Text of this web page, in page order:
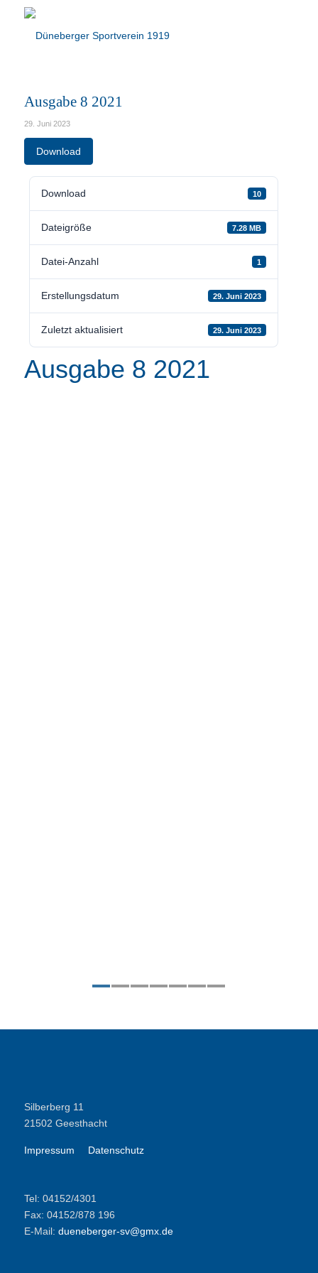
Ausgabe 8 2021
29. Juni 2023
Download
Download 10
Dateigröße 7.28 MB
Datei-Anzahl 1
Erstellungsdatum 29. Juni 2023
Zuletzt aktualisiert 29. Juni 2023
Ausgabe 8 2021
1 2 3 4
Silberberg 11
21502 Geesthacht
Impressum Datenschutz
Tel: 04152/4301
Fax: 04152/878 196
E-Mail: dueneberger-sv@gmx.de